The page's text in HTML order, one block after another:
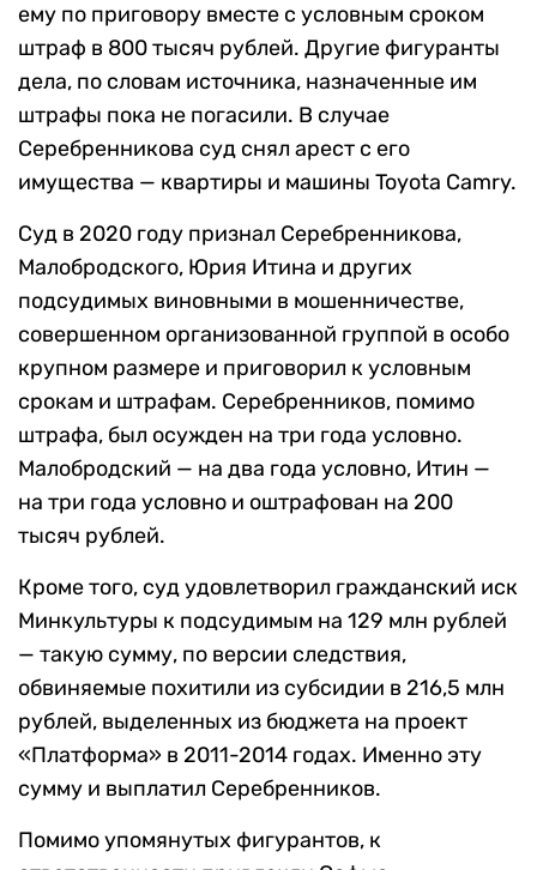
ему по приговору вместе с условным сроком
штраф в 800 тысяч рублей. Другие фигуранты
дела, по словам источника, назначенные им
штрафы пока не погасили. В случае
Серебренникова суд снял арест с его
имущества — квартиры и машины Toyota Camry.
Суд в 2020 году признал Серебренникова,
Малобродского, Юрия Итина и других
подсудимых виновными в мошенничестве,
совершенном организованной группой в особо
крупном размере и приговорил к условным
срокам и штрафам. Серебренников, помимо
штрафа, был осужден на три года условно.
Малобродский — на два года условно, Итин —
на три года условно и оштрафован на 200
тысяч рублей.
Кроме того, суд удовлетворил гражданский иск
Минкультуры к подсудимым на 129 млн рублей
— такую сумму, по версии следствия,
обвиняемые похитили из субсидии в 216,5 млн
рублей, выделенных из бюджета на проект
«Платформа» в 2011-2014 годах. Именно эту
сумму и выплатил Серебренников.
Помимо упомянутых фигурантов, к